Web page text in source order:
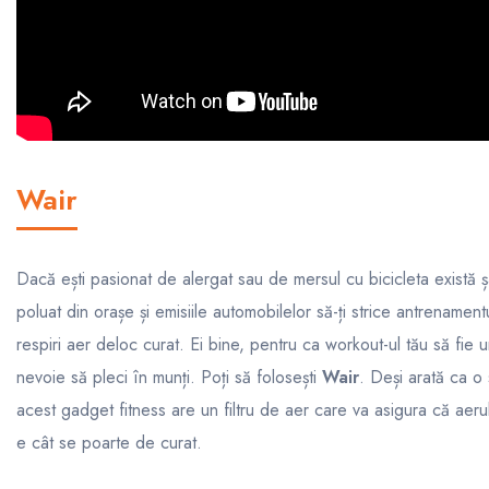
Wair
Dacă ești pasionat de alergat sau de mersul cu bicicleta există
poluat din orașe și emisiile automobilelor să-ți strice
respiri aer deloc curat. Ei bine, pentru ca workout-ul tău să fie
nevoie să pleci în munți. Poți să folosești Wair. Deși arată ca o
acest gadget fitness are un filtru de aer care va asigura că
e cât se poarte de curat.